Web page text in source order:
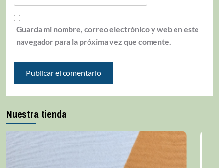
Guarda mi nombre, correo electrónico y web en este
navegador para la próxima vez que comente.
Nuestra tienda